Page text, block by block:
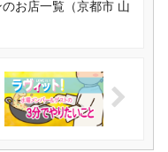
お店一覧（京都市 山